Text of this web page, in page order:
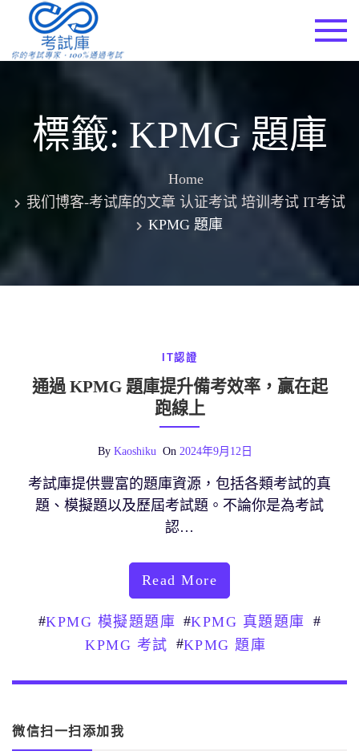
content
標籤: KPMG 題庫
Home
我们博客-考试库的文章 认证考试 培训考试 IT考试
KPMG 題庫
IT認證
通過 KPMG 題庫提升備考效率，贏在起
跑線上
By Kaoshiku On 2024年9月12日
考試庫提供豐富的題庫資源，包括各類考試的真
題、模擬題以及歷屆考試題。不論你是為考試
認…
Read More
#KPMG 模擬題題庫 #KPMG 真題題庫 #
KPMG 考試 #KPMG 題庫
微信扫一扫添加我